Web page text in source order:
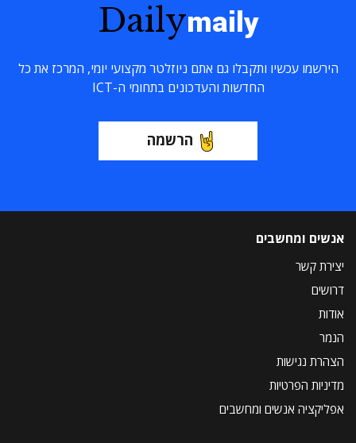
Dailymaily
הירשמו עכשיו ותקבלו גם אתם ניוזלטר מקצועי יומי, המרכז את כל
החדשות והעדכונים בתחומי ה-ICT
הרשמה
אנשים ומחשבים
יצירת קשר
דרושים
אודות
הנמר
הצהרת נגישות
מדיניות הפרטיות
אפליקציה אנשים ומחשבים